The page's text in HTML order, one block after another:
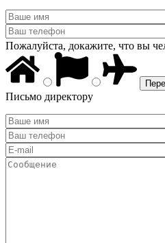
Пожалуйста, докажите, что вы
Письмо директору